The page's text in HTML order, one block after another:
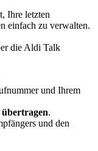
Ihre letzten
einfach zu verwalten.
die Aldi Talk
und Ihrem
.
und den